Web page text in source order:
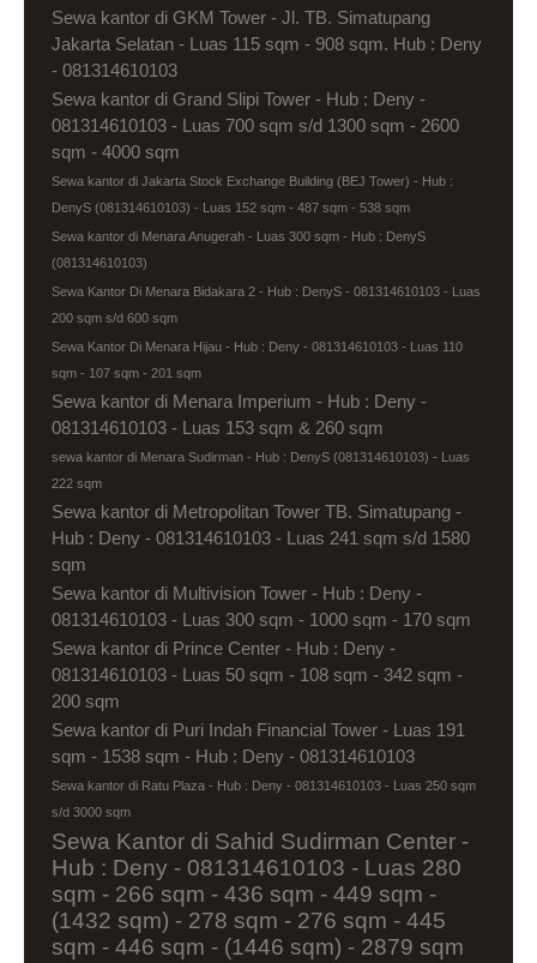
Sewa kantor di GKM Tower - Jl. TB. Simatupang
Jakarta Selatan - Luas 115 sqm - 908 sqm. Hub : Deny
- 081314610103
Sewa kantor di Grand Slipi Tower - Hub : Deny -
081314610103 - Luas 700 sqm s/d 1300 sqm - 2600
sqm - 4000 sqm
Sewa kantor di Jakarta Stock Exchange Building (BEJ Tower) - Hub :
DenyS (081314610103) - Luas 152 sqm - 487 sqm - 538 sqm
Sewa kantor di Menara Anugerah - Luas 300 sqm - Hub : DenyS
(081314610103)
Sewa Kantor Di Menara Bidakara 2 - Hub : DenyS - 081314610103 - Luas
200 sqm s/d 600 sqm
Sewa Kantor Di Menara Hijau - Hub : Deny - 081314610103 - Luas 110
sqm - 107 sqm - 201 sqm
Sewa kantor di Menara Imperium - Hub : Deny -
081314610103 - Luas 153 sqm & 260 sqm
sewa kantor di Menara Sudirman - Hub : DenyS (081314610103) - Luas
222 sqm
Sewa kantor di Metropolitan Tower TB. Simatupang -
Hub : Deny - 081314610103 - Luas 241 sqm s/d 1580
sqm
Sewa kantor di Multivision Tower - Hub : Deny -
081314610103 - Luas 300 sqm - 1000 sqm - 170 sqm
Sewa kantor di Prince Center - Hub : Deny -
081314610103 - Luas 50 sqm - 108 sqm - 342 sqm -
200 sqm
Sewa kantor di Puri Indah Financial Tower - Luas 191
sqm - 1538 sqm - Hub : Deny - 081314610103
Sewa kantor di Ratu Plaza - Hub : Deny - 081314610103 - Luas 250 sqm
s/d 3000 sqm
Sewa Kantor di Sahid Sudirman Center -
Hub : Deny - 081314610103 - Luas 280
sqm - 266 sqm - 436 sqm - 449 sqm -
(1432 sqm) - 278 sqm - 276 sqm - 445
sqm - 446 sqm - (1446 sqm) - 2879 sqm